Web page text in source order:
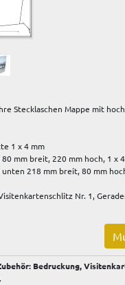
Stecklaschen Mappe mit
1 x 4 mm
mm breit, 220 mm hoch, 1 x
218 mm breit, 80 mm
Nr. 1,
Bedruckung,
.